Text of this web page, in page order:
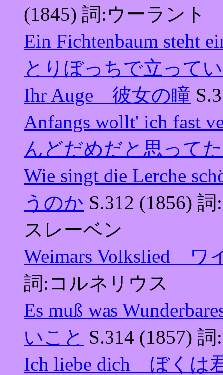
(1845) 詞:ウーラント
Ein Fichtenbaum steht
とりぼっちで立って
Ihr Auge 彼女の瞳
Anfangs wollt' ich fast
んどだめだと思ってた
Wie singt die Lerche
うのか S.312 (1856)
スレーベン
Weimars Volkslied ワ
詞:コルネリウス
Es muß was
いこと S.314 (1857)
Ich liebe dich ぼくは